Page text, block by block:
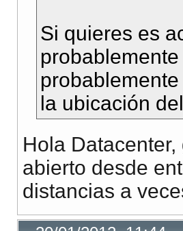
Si quieres es
la ubicación
Hola
abierto desde
distancias a